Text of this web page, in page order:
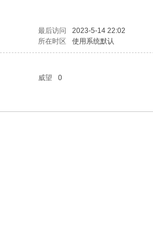
最后访问
2023-5-14 22:02
所在时区 使用系统默认
威望
0